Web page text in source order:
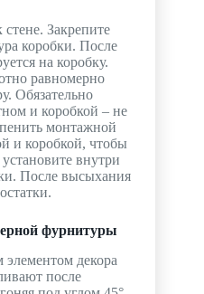
Закрепите
коробки. После
на коробку.
равномерно
Обязательно
и коробкой – не
монтажной
и коробкой, чтобы
внутри
После высыхания
фурнитуры
декора
после